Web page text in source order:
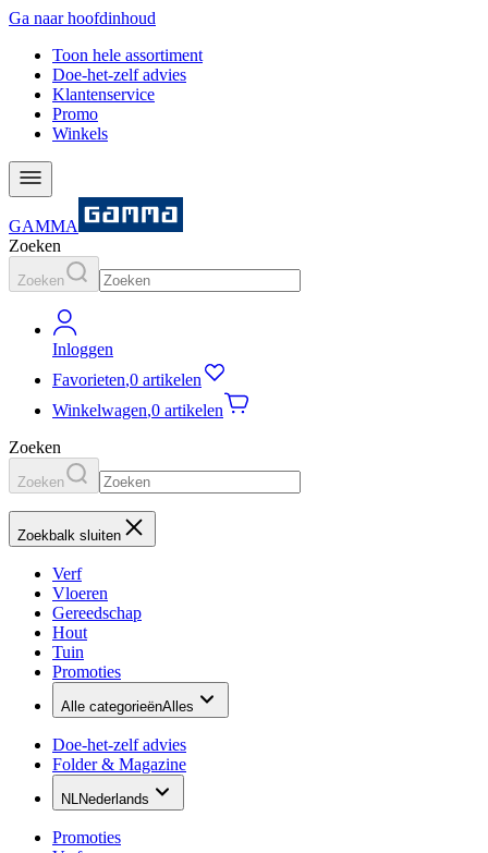
Ga naar hoofdinhoud
Toon hele assortiment
Doe-het-zelf advies
Klantenservice
Promo
Winkels
GAMMA
Zoeken
Zoeken
Inloggen
Favorieten,0 artikelen
Winkelwagen,0 artikelen
Zoeken
Zoeken
Zoekbalk sluiten
Verf
Vloeren
Gereedschap
Hout
Tuin
Promoties
Alle categorieënAlles
Doe-het-zelf advies
Folder & Magazine
NLNederlands
Promoties